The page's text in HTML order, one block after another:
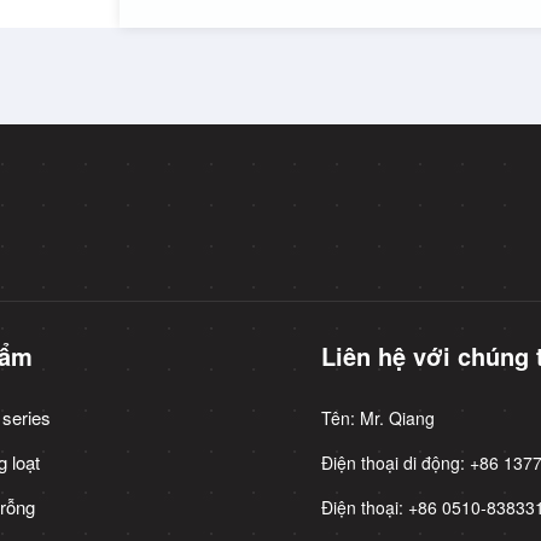
loạt
Liên hệ với chúng
Tên: Mr. Qiang
Điện thoại di động: +86
Điện thoại: +86 0510-